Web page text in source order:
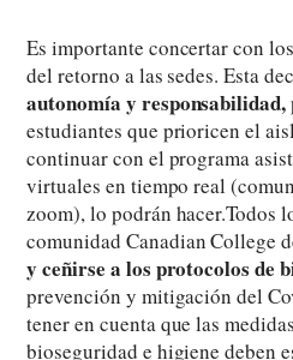
Es importante concertar con
del retorno a las sedes. Esta
autonomía y responsabilidad,
estudiantes que prioricen el
continuar con el programa
virtuales en tiempo real
zoom), lo podrán hacer.Todos
comunidad Canadian College
y ceñirse a los protocolos de
prevención y mitigación del
tener en cuenta que las
bioseguridad e higiene deben